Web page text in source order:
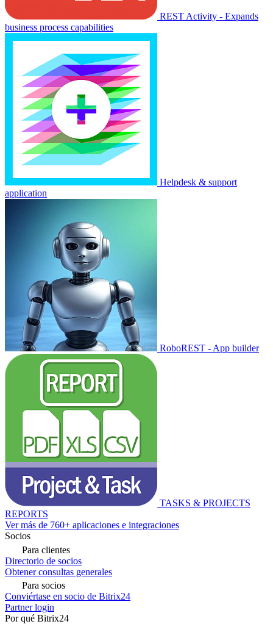
REST Activity - Expands
business process capabilities
Helpdesk & support
application
RoboREST - App builder
TASKS & PROJECTS
REPORTS
Ver más de 760+ aplicaciones e integraciones
Socios
Para clientes
Directorio de socios
Obtener consultas generales
Para socios
Conviértase en socio de Bitrix24
Partner login
Por qué Bitrix24